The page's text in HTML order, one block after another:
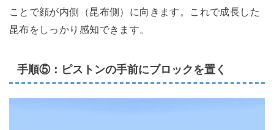
ことで顔が内側（昆布側）に向きます。これで成長した
昆布をしっかり感知できます。
手順⑤：ピストンの手前にブロックを置く